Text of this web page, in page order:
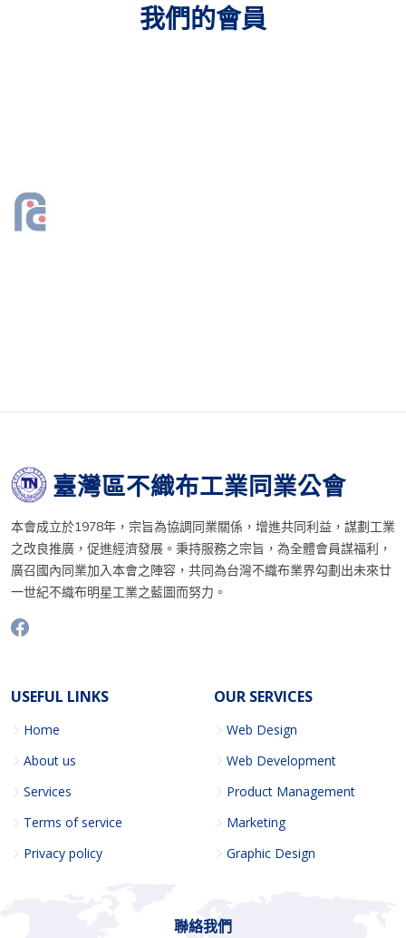
我們的會員
臺灣區不織布工業同業公會
本會成立於1978年，宗旨為協調同業關係，增進共同利益，謀劃工業
之改良推廣，促進經濟發展。秉持服務之宗旨，為全體會員謀福利，
廣召國內同業加入本會之陣容，共同為台灣不織布業界勾劃出未來廿
一世紀不織布明星工業之藍圖而努力。
USEFUL LINKS
Home
About us
Services
Terms of service
Privacy policy
OUR SERVICES
Web Design
Web Development
Product Management
Marketing
Graphic Design
聯絡我們